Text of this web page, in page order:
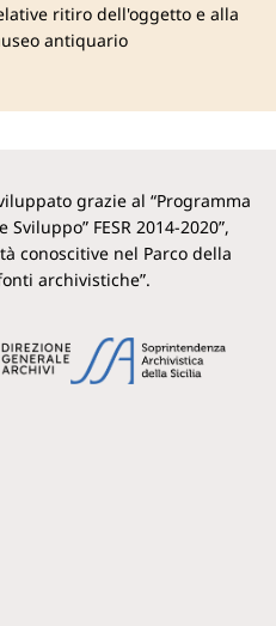
ritiro dell'oggetto e alla
antiquario
grazie al “Programma
FESR 2014-2020”,
conoscitive nel Parco della
archivistiche”.